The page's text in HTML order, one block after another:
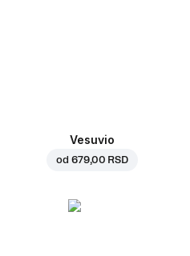
Vesuvio
od 679,00 RSD